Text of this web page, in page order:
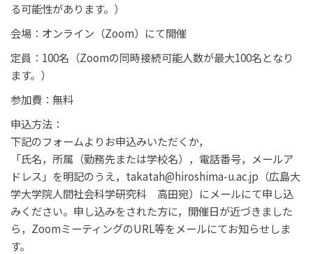
る可能性があります。）
会場：オンライン（Zoom）にて開催
定員：100名（Zoomの同時接続可能人数が最大100名となり
ます。）
参加費：無料
申込方法：
下記のフォームよりお申込みいただくか，
「氏名，所属（勤務先または学校名），電話番号，メールア
ドレス」を明記のうえ，takatah@hiroshima-u.ac.jp（広島大
学大学院人間社会科学研究科 高田宛）にメールにて申し込
みください。申し込みをされた方に，開催日が近づきました
ら，ZoomミーティングのURL等をメールにてお知らせしま
す。